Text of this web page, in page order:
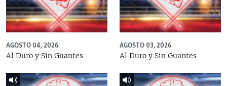
AGOSTO 04, 2026
Al Duro y Sin Guantes
AGOSTO 03, 2026
Al Duro y Sin Guantes